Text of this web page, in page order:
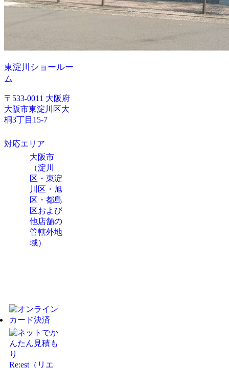
東淀川ショールー
ム
〒533-0011 大阪府
大阪市東淀川区大
桐3丁目15-7
対応エリア
大阪市
（淀川
区・東淀
川区・旭
区・都島
区および
他店舗の
管轄外地
域）